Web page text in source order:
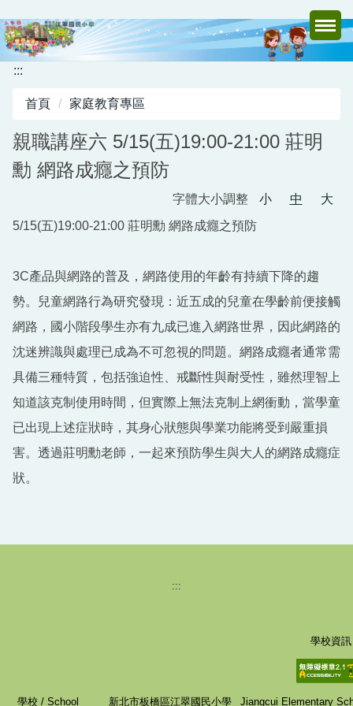
到
主
要
:::
首頁 家庭教育專區
親職講座六 5/15(五)19:00-21:00 莊明
勳 網路成癮之預防
字體大小調整 小 中
大
5/15(五)19:00-21:00 莊明勳 網路成癮之預防
3C產品與網路的普及，網路使用的年齡有持續下降的趨
勢。兒童網路行為研究發現：近五成的兒童在學齡前便接觸
網路，國小階段學生亦有九成已進入網路世界，因此網路的
沈迷辨識與處理已成為不可忽視的問題。網路成癮者通常需
具備三種特質，包括強迫性、戒斷性與耐受性，雖然理智上
知道該克制使用時間，但實際上無法克制上網衝動，當學童
已出現上述症狀時，其身心狀態與學業功能將受到嚴重損
害。透過莊明勳老師，一起來預防學生與大人的網路成癮症
狀。
:::
學校資訊
學校 / School 新北市板橋區江翠國民小學 Jiangcui Elementary